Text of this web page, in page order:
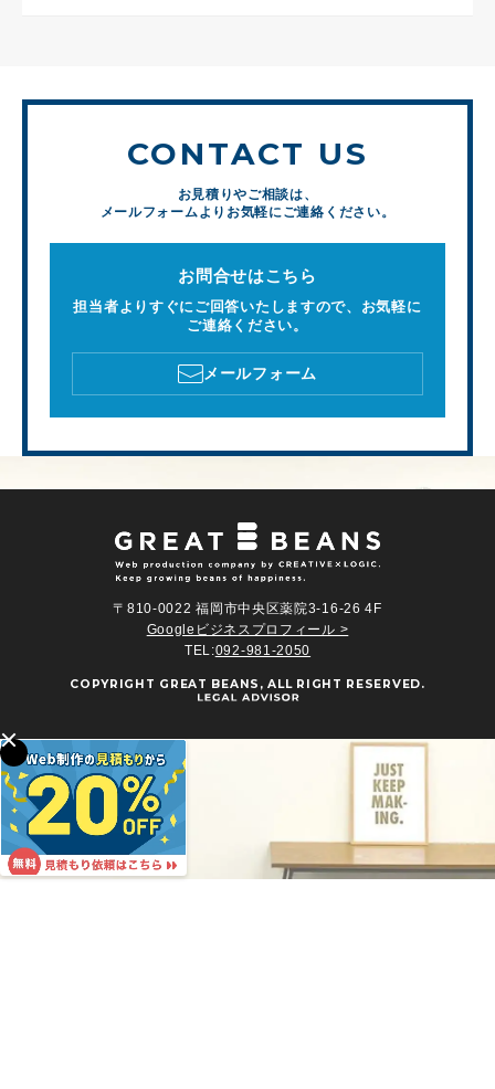
CONTACT US
お見積りやご相談は、
メールフォームよりお気軽にご連絡ください。
お問合せはこちら
担当者よりすぐにご回答いたしますので、お気軽に
ご連絡ください。
メールフォーム
〒810-0022 福岡市中央区薬院3-16-26 4F
Googleビジネスプロフィール >
TEL:092-981-2050
COPYRIGHT GREAT BEANS , ALL RIGHT RESERVED.